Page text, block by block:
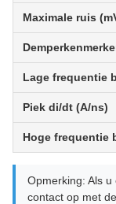
Maximale ruis
Lage frequentie
Piek di/dt (A/ns)
Hoge frequentie
Opmerking: Als
contact op met